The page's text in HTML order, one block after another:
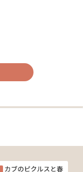
カブのピクルスと春